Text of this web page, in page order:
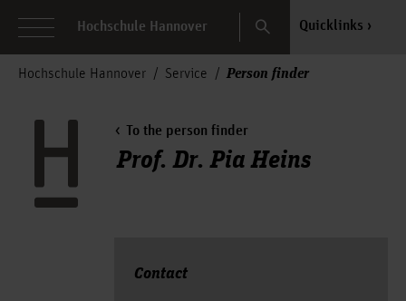
Hochschule Hannover Search Quicklinks
Hochschule Hannover Service Person finder
To the person finder
Prof. Dr. Pia Heins
Contact